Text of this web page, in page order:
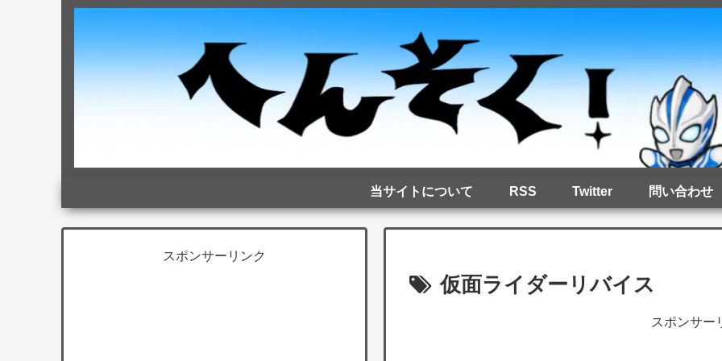
当サイトについて RSS Twitter 問い合わせ
仮面ライダーリバイス
スポンサー
スポンサーリンク